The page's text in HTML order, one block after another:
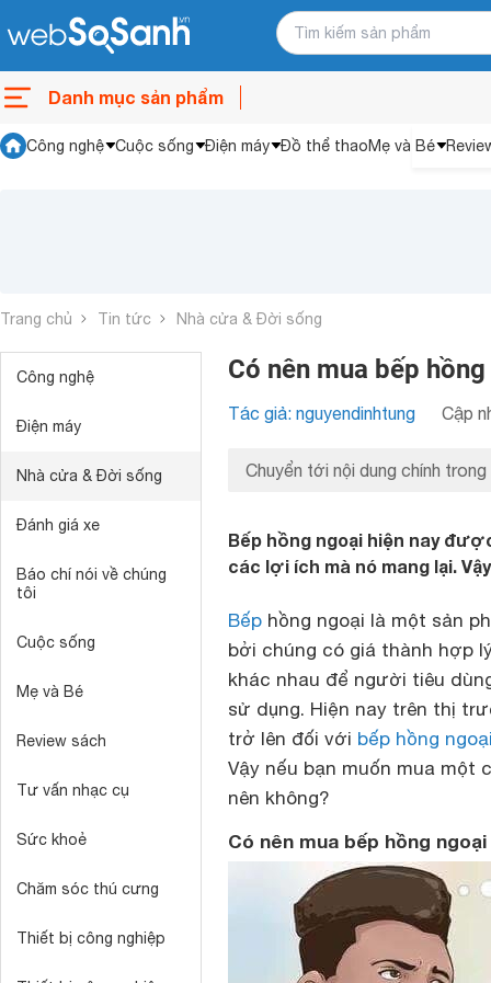
Danh mục sản phẩm
Công nghệ Cuộc sống Điện máy Đồ thể thaoMẹ và Bé
Trang chủ Tin tức Nhà cửa & Đời sống
Công nghệ
Điện máy
Nhà cửa & Đời sống
Đánh giá xe
Báo chí nói về chúng
tôi
Cuộc sống
Mẹ và Bé
Review sách
Tư vấn nhạc cụ
Sức khoẻ
Chăm sóc thú cưng
Thiết bị công nghiệp
Có nên mua bếp
Tác giả: nguyendinhtung Cập
Chuyển tới nội dung chính trong
Bếp hồng ngoại hiện nay
các lợi ích mà nó mang lại.
Bếp hồng ngoại là một sản
bởi chúng có giá thành hợp
khác nhau để người tiêu
sử dụng. Hiện nay trên thị
trở lên đối với bếp hồng
Vậy nếu bạn muốn mua một
nên không?
Có nên mua bếp hồng